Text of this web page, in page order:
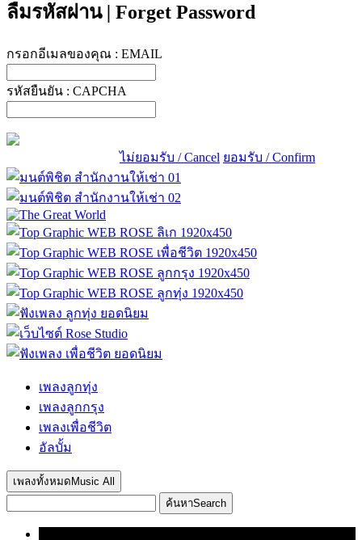
ลืมรหัสผ่าน | Forget Password
กรอกอีเมลของคุณ : EMAIL
รหัสยืนยัน : CAPCHA
ไม่ยอมรับ / Cancel ยอมรับ / Confirm
เพลงลูกทุ่ง
เพลงลูกกรุง
เพลงเพื่อชีวิต
อัลบั้ม
เพลงทั้งหมด Music All
ค้นหาSearch